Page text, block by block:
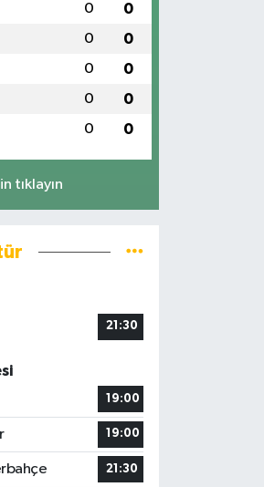
0 0
0 0
0 0
0 0
0 0
tıklayın
21:30
19:00
19:00
21:30